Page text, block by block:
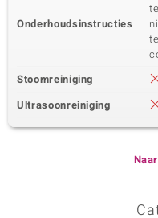
Onderhoudsinstructies
Stoomreiniging
Ultrasoonreiniging